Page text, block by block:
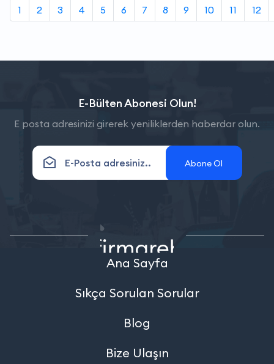
1 2 3 4 5 6 7 8 9 10 11 12
E-Bülten Abonesi Olun!
E posta adresinizi girerek yeniliklerden haberdar olun.
Abone Ol
Ana Sayfa
Sıkça Sorulan Sorular
Blog
Bize Ulaşın